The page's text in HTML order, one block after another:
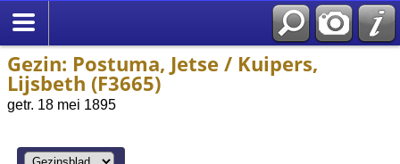
Gezin: Postuma, Jetse / Kuipers,
Lijsbeth (F3665)
getr. 18 mei 1895